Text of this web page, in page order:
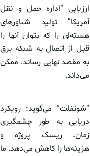
ارزیابی “اداره حمل و نقل
آمریکا” تولید شناورهای
هسته‌ای را که بتوان آنها را
قبل از اتصال به شبکه برق
به مقصد نهایی رساند، ممکن
می‌داند.
“شونفلت” می‌گوید: رویکرد
دریایی به طور چشمگیری
زمان، ریسک پروژه و
هزینه‌ها را کاهش می‌دهد. ما